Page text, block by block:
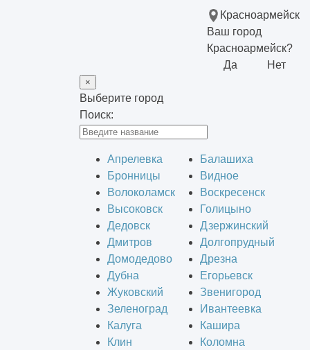
Красноармейск
Ваш город
Красноармейск?
Да
Нет
×
Выберите город
Поиск:
Апрелевка
Балашиха
Бронницы
Видное
Волоколамск
Воскресенск
Высоковск
Голицыно
Дедовск
Дзержинский
Дмитров
Долгопрудный
Домодедово
Дрезна
Дубна
Егорьевск
Жуковский
Звенигород
Зеленоград
Ивантеевка
Калуга
Кашира
Клин
Коломна